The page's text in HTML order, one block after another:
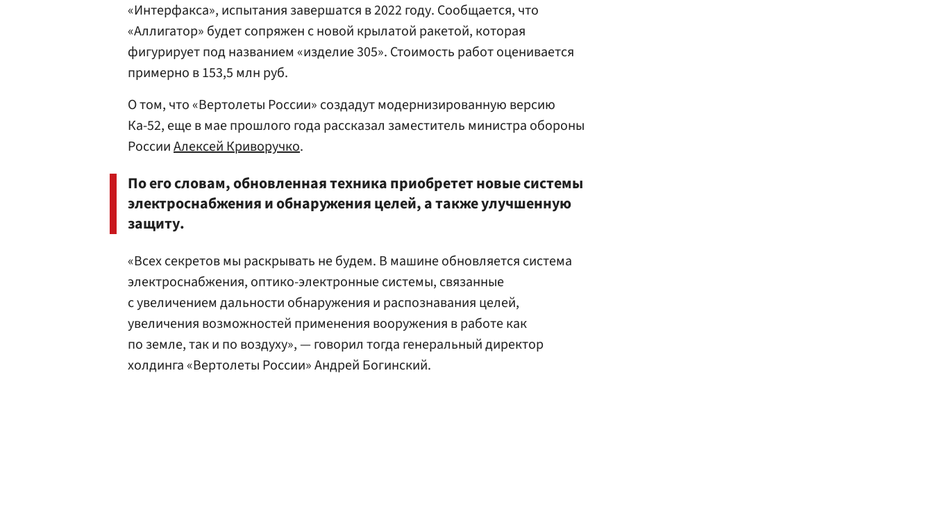
«Интерфакса», испытания завершатся в 2022 году. Сообщается, что
«Аллигатор» будет сопряжен с новой крылатой ракетой, которая
фигурирует под названием «изделие 305». Стоимость работ оценивается
примерно в 153,5 млн руб.
О том, что «Вертолеты России» создадут модернизированную версию
Ка-52, еще в мае прошлого года рассказал заместитель министра обороны
РоссииАлексей Криворучко.
По его словам, обновленная техника приобретет новые системы
электроснабжения и обнаружения целей, а также улучшенную
защиту.
«Всех секретов мы раскрывать не будем. В машине обновляется система
электроснабжения, оптико-электронные системы, связанные
с увеличением дальности обнаружения и распознавания целей,
увеличения возможностей применения вооружения в работе как
по земле, так и по воздуху», — говорил тогда генеральный директор
холдинга «Вертолеты России» Андрей Богинский.